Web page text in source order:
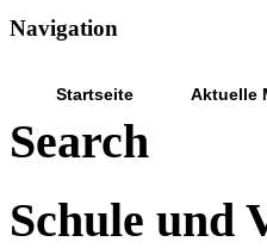
Navigation
Startseite Aktuelle
Search
Schule und